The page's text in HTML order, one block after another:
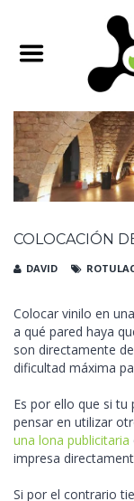
COLOCACIÓN
DAVID
Colocar vinilo en
a qué pared haya
son directamente
dificultad máxima
Es por ello que si
pensar en utilizar
una lona publicitaria
impresa
Si por el contrario